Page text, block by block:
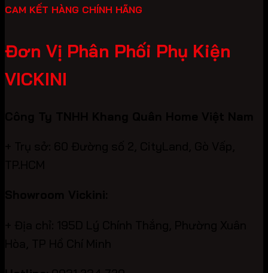
CAM KẾT HÀNG CHÍNH HÃNG
Đơn Vị Phân Phối Phụ Kiện
VICKINI